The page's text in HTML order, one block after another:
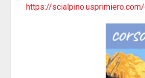
https://